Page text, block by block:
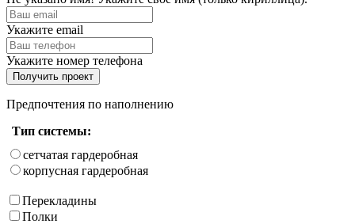
Укажите email
Укажите номер телефона
Получить проект
Предпочтения по наполнению
Тип системы:
сетчатая гардеробная
корпусная гардеробная
Перекладины
Полки